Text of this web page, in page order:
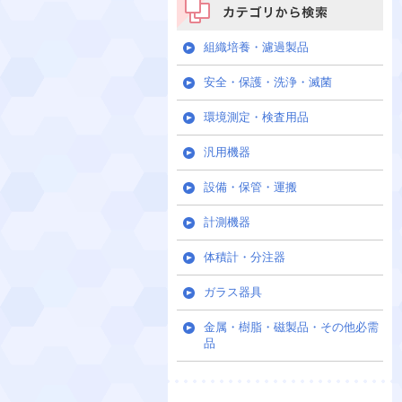
カテゴリから検索
組織培養・濾過製品
安全・保護・洗浄・滅菌
環境測定・検査用品
汎用機器
設備・保管・運搬
計測機器
体積計・分注器
ガラス器具
金属・樹脂・磁製品・その他必需
品